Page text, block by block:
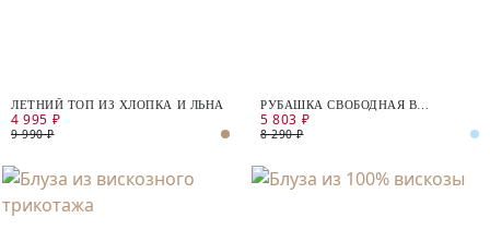
ЛЕТНИЙ ТОП ИЗ ХЛОПКА И ЛЬНА
4 995 ₽
9 990 ₽
РУБАШКА СВОБОДНАЯ В
ПОЛОСКУ
5 803 ₽
8 290 ₽